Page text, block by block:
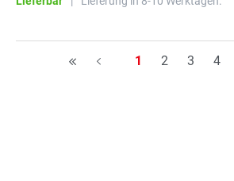
H A Seite
1 Seite
2 Seite
3 Seite
4